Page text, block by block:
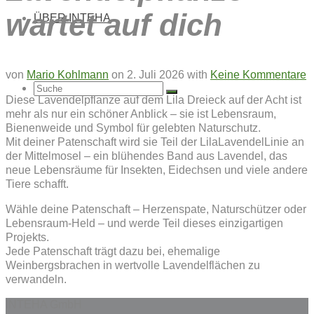
ÜBER INTEHA
Suche
nach:
wartet auf dich
von Mario Kohlmann on 2. Juli 2026 with Keine Kommentare
Diese Lavendelpflanze auf dem Lila Dreieck auf der Acht ist
mehr als nur ein schöner Anblick – sie ist Lebensraum,
Bienenweide und Symbol für gelebten Naturschutz.
Mit deiner Patenschaft wird sie Teil der LilaLavendelLinie an
der Mittelmosel – ein blühendes Band aus Lavendel, das
neue Lebensräume für Insekten, Eidechsen und viele andere
Tiere schafft.
Wähle deine Patenschaft – Herzenspate, Naturschützer oder
Lebensraum-Held – und werde Teil dieses einzigartigen
Projekts.
Jede Patenschaft trägt dazu bei, ehemalige
Weinbergsbrachen in wertvolle Lavendelflächen zu
verwandeln.